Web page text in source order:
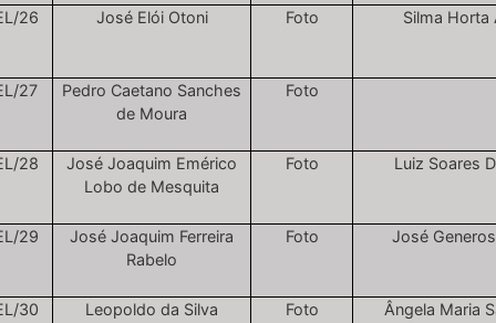
26 José Elói Otoni Foto Silma Horta
27
Pedro Caetano Sanches
de Moura
Foto
28
José Joaquim Emérico
Lobo de Mesquita
Foto Luiz Soares
29
José Joaquim Ferreira
Rabelo
Foto José
30
Leopoldo da Silva
Foto Ângela Maria